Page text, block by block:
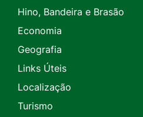
Hino, Bandeira e Brasão
Economia
Geografia
Links Úteis
Localização
Turismo